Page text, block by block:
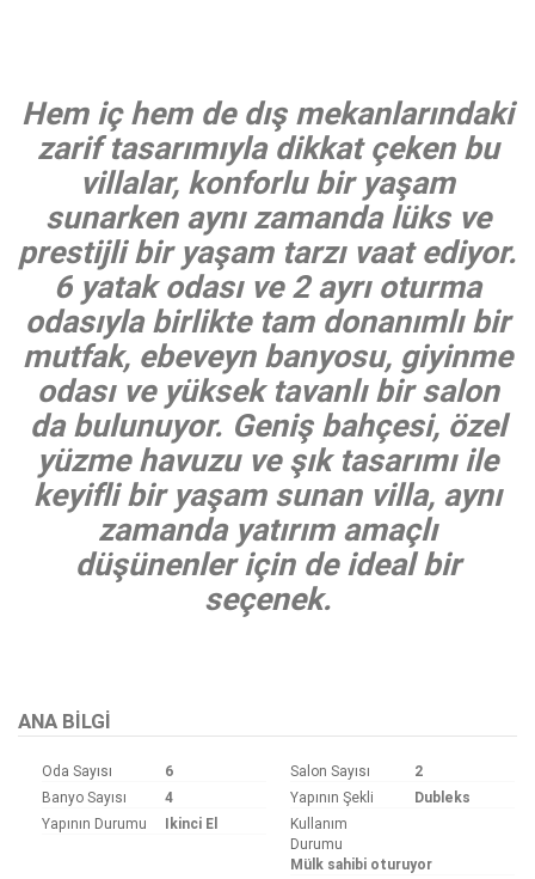
Hem iç hem de dış mekanlarındaki
zarif tasarımıyla dikkat çeken bu
villalar, konforlu bir yaşam
sunarken aynı zamanda lüks ve
prestijli bir yaşam tarzı vaat ediyor.
6 yatak odası ve 2 ayrı oturma
odasıyla birlikte tam donanımlı bir
mutfak, ebeveyn banyosu, giyinme
odası ve yüksek tavanlı bir salon
da bulunuyor. Geniş bahçesi, özel
yüzme havuzu ve şık tasarımı ile
keyifli bir yaşam sunan villa, aynı
zamanda yatırım amaçlı
düşünenler için de ideal bir
seçenek.
ANA BILGI
Oda Sayısı 6 Salon Sayısı
2
Banyo Sayısı
4 Yapının Şekli
Dubleks
Yapının Durumu
Ikinci El
Kullanım
Durumu
Mülk sahibi oturuyor